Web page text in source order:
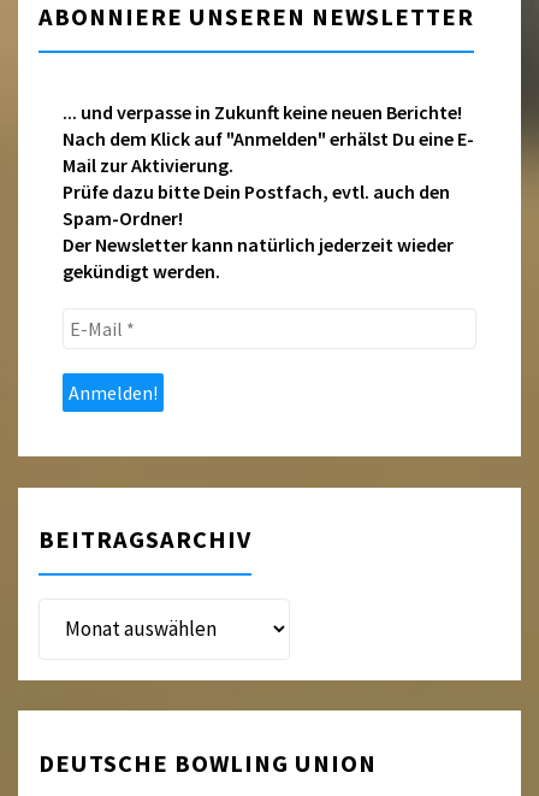
ABONNIERE UNSEREN NEWSLETTER
... und verpasse in Zukunft keine neuen Berichte!
Nach dem Klick auf "Anmelden" erhälst Du eine E-
Mail zur Aktivierung.
Prüfe dazu bitte Dein Postfach, evtl. auch den
Spam-Ordner!
Der Newsletter kann natürlich jederzeit wieder
gekündigt werden.
E-
*
BEITRAGSARCHIV
Beitragsarchiv
DEUTSCHE BOWLING UNION